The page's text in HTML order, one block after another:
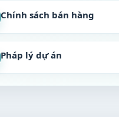
Chính sách bán hàng
Pháp lý dự án